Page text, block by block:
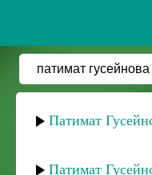
Патимат
Патимат